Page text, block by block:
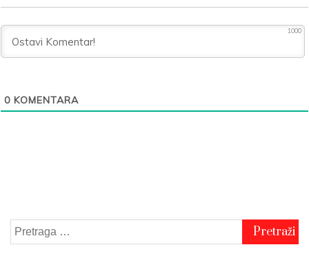
1000
0 KOMENTARA
Pretraga
za: